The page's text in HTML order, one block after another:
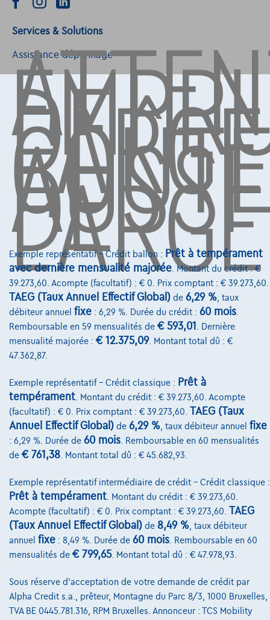
DE
AUSSI
DE
Exemple représentatif – Crédit ballon : Prêt à tempérament
avec dernière mensualité majorée. Montant du crédit : €
39.273,60. Acompte (facultatif) : € 0. Prix comptant : € 39.273,60.
TAEG (Taux Annuel Effectif Global) de 6,29 %, taux
débiteur annuel fixe : 6,29 %. Durée du crédit : 60 mois.
Remboursable en 59 mensualités de € 593,01 . Dernière
mensualité majorée : € 12.375,09. Montant total dû : €
47.362,87.
Exemple représentatif – Crédit classique : Prêt à
tempérament . Montant du crédit : € 39.273,60. Acompte
(facultatif) : € 0. Prix comptant : € 39.273,60.
TAEG (Taux
Annuel Effectif Global) de 6,29 % , taux débiteur annuel fixe
: 6,29 %. Durée de 60 mois . Remboursable en 60 mensualités
de € 761,38 . Montant total dû : € 45.682,93.
Exemple représentatif intermédiaire de crédit – Crédit classique :
Prêt à tempérament . Montant du crédit : € 39.273,60.
Acompte (facultatif) : € 0. Prix comptant : € 39.273,60. TAEG
(Taux Annuel Effectif Global) de 8,49 % , taux débiteur
annuel fixe : 8,49 %. Durée de 60 mois . Remboursable en 60
mensualités de € 799,65. Montant total dû : € 47.978,93.
Sous réserve d'acceptation de votre demande de crédit par
Alpha Credit s.a., prêteur, Montagne du Parc 8/3, 1000 Bruxelles,
TVA BE 0445.781.316, RPM Bruxelles. Annonceur : TCS Mobility
Services & Solutions
Assistance dépannage
Financement
Assurance auto
Leasing
Sur Nous
Devenez client
Qui nous sommes
Charte de qualité
Nos dealers
Nos partenaires
Notre équipe
Contact
@2024 TCS Mobility SA/NV Copyright
Conditions Générales
Conditions d'assistance
Protection Des Données
Politique Des Cookies
Charte de qualité
Site Map
Login